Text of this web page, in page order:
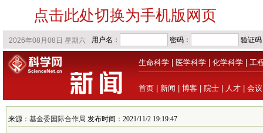
点击此处切换为手机版网页
生命科学 医学科学 化学科学 工
首页 新闻 博客 院士 人才 会议
来源： 基金委国际合作局 发布时间：2021/11/2 19:19:47